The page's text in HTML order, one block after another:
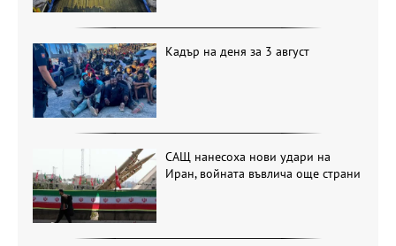
Кадър на деня за 3 август
САЩ нанесоха нови удари на
Иран, войната въвлича още страни